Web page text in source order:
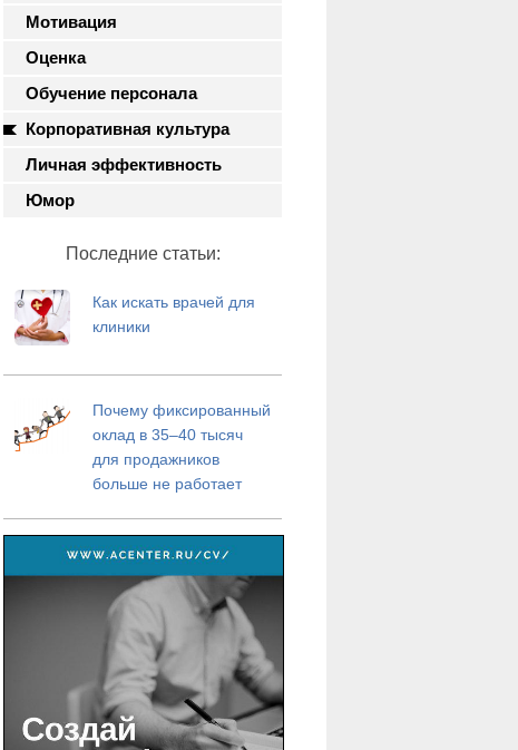
Мотивация
Оценка
Обучение персонала
Корпоративная культура
Личная эффективность
Юмор
Последние статьи:
Как искать врачей для
клиники
Почему фиксированный
оклад в 35–40 тысяч
для продажников
больше не работает